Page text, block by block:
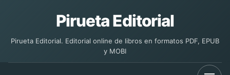
Pirueta Editorial
Pirueta Editorial. Editorial online de libros en formatos PDF, EPUB
y MOBI